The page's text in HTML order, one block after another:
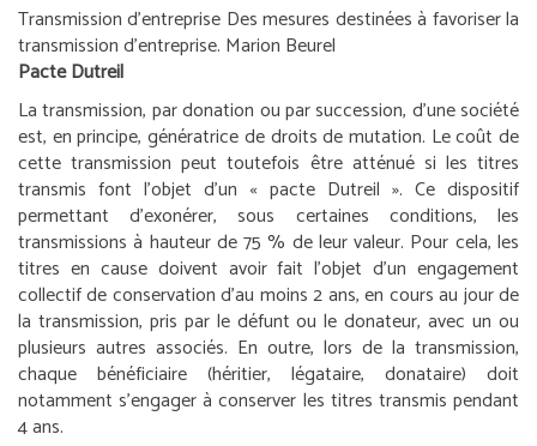
Transmission d’entreprise Des mesures destinées à favoriser la
transmission d’entreprise. Marion Beurel
Pacte Dutreil
La transmission, par donation ou par succession, d’une société
est, en principe, génératrice de droits de mutation. Le coût de
cette transmission peut toutefois être atténué si les titres
transmis font l’objet d’un « pacte Dutreil ». Ce dispositif
permettant d’exonérer, sous certaines conditions, les
transmissions à hauteur de 75 % de leur valeur. Pour cela, les
titres en cause doivent avoir fait l’objet d’un engagement
collectif de conservation d’au moins 2 ans, en cours au jour de
la transmission, pris par le défunt ou le donateur, avec un ou
plusieurs autres associés. En outre, lors de la transmission,
chaque bénéficiaire (héritier, légataire, donataire) doit
notamment s’engager à conserver les titres transmis pendant
4 ans.